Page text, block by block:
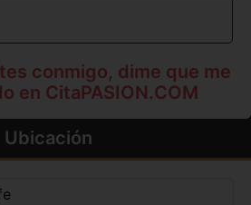
conmigo, dime que me
en CitaPASION.COM
Ubicación